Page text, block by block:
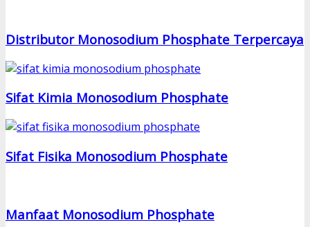
Distributor Monosodium Phosphate Terpercaya
Sifat Kimia Monosodium Phosphate
Sifat Fisika Monosodium Phosphate
Manfaat Monosodium Phosphate